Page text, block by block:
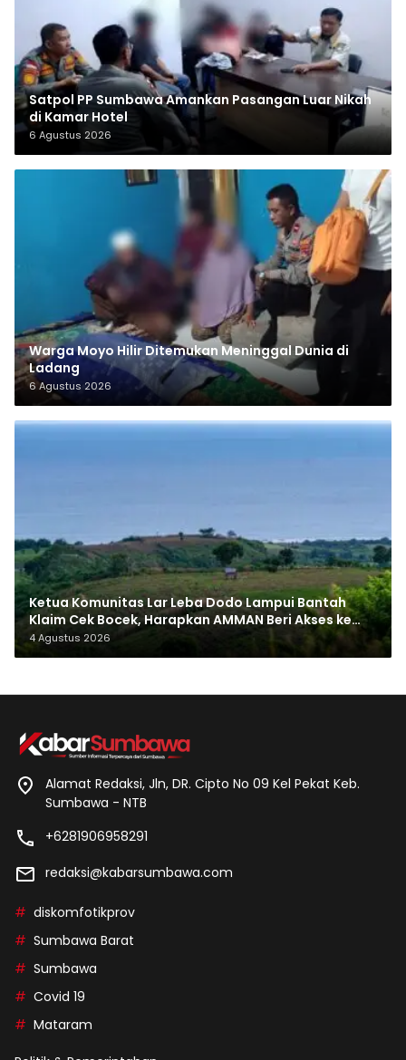
Satpol PP Sumbawa Amankan Pasangan Luar Nikah
di Kamar Hotel
6 Agustus 2026
Warga Moyo Hilir Ditemukan Meninggal Dunia di
Ladang
6 Agustus 2026
Ketua Komunitas Lar Leba Dodo Lampui Bantah
Klaim Cek Bocek, Harapkan AMMAN Beri Akses ke
Makam Leluhur
4 Agustus 2026
Alamat Redaksi, Jln, DR. Cipto No 09 Kel Pekat Keb.
Sumbawa - NTB
+6281906958291
redaksi@kabarsumbawa.com
diskomfotikprov
Sumbawa Barat
Sumbawa
Covid 19
Mataram